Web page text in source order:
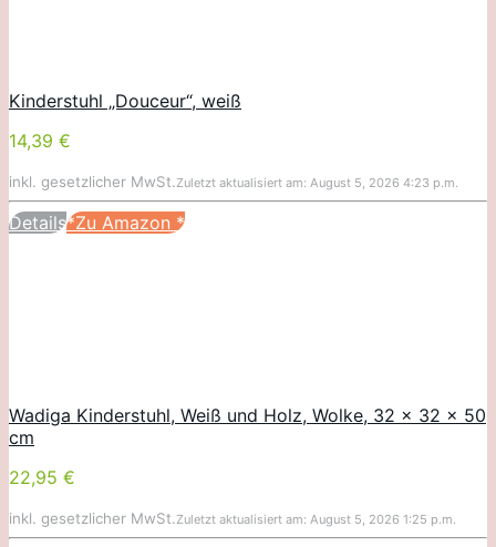
Kinderstuhl „Douceur“, weiß
14,39 €
inkl. gesetzlicher MwSt.Zuletzt aktualisiert am: August 5, 2026 4:23 p.m.
Details*Zu Amazon *
Wadiga Kinderstuhl, Weiß und Holz, Wolke, 32 x 32 x 50
cm
22,95 €
inkl. gesetzlicher MwSt.Zuletzt aktualisiert am: August 5, 2026 1:25 p.m.